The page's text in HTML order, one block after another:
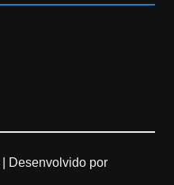
Desenvolvido por